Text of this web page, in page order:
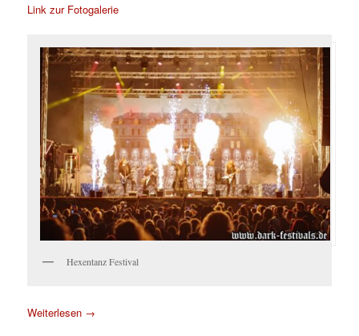
Link zur Fotogalerie
Hexentanz Festival
Weiterlesen →